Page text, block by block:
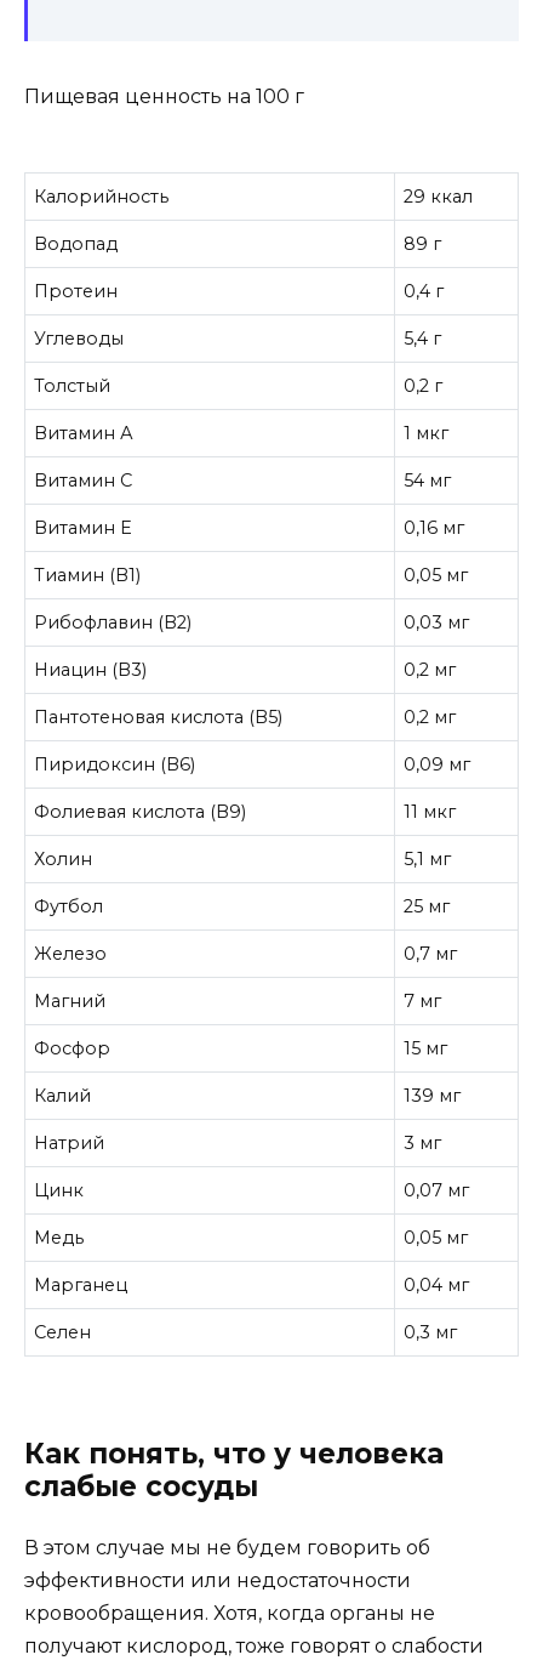
Пищевая ценность на 100 г
Калорийность 29 ккал
Водопад 89 г
Протеин 0,4 г
Углеводы 5,4 г
Толстый 0,2 г
Витамин А 1 мкг
Витамин C 54 мг
Витамин Е 0,16 мг
Тиамин (B1) 0,05 мг
Рибофлавин (B2) 0,03 мг
Ниацин (B3) 0,2 мг
Пантотеновая кислота (B5) 0,2 мг
Пиридоксин (B6) 0,09 мг
Фолиевая кислота (B9) 11 мкг
Холин 5,1 мг
Футбол 25 мг
Железо 0,7 мг
Магний 7 мг
Фосфор 15 мг
Калий 139 мг
Натрий 3 мг
Цинк 0,07 мг
Медь 0,05 мг
Марганец 0,04 мг
Селен 0,3 мг
Как понять, что у человека
слабые сосуды
В этом случае мы не будем говорить об
эффективности или недостаточности
кровообращения. Хотя, когда органы не
получают кислород, тоже говорят о слабости